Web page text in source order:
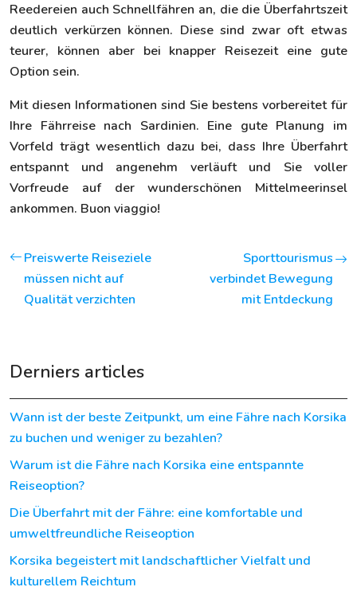
Reedereien auch Schnellfähren an, die die Überfahrtszeit
deutlich verkürzen können. Diese sind zwar oft etwas
teurer, können aber bei knapper Reisezeit eine gute
Option sein.
Mit diesen Informationen sind Sie bestens vorbereitet für
Ihre Fährreise nach Sardinien. Eine gute Planung im
Vorfeld trägt wesentlich dazu bei, dass Ihre Überfahrt
entspannt und angenehm verläuft und Sie voller
Vorfreude auf der wunderschönen Mittelmeerinsel
ankommen. Buon viaggio!
Preiswerte Reiseziele
müssen nicht auf
Qualität verzichten
Sporttourismus
verbindet Bewegung
mit Entdeckung
Derniers articles
Wann ist der beste Zeitpunkt, um eine Fähre nach Korsika
zu buchen und weniger zu bezahlen?
Warum ist die Fähre nach Korsika eine entspannte
Reiseoption?
Die Überfahrt mit der Fähre: eine komfortable und
umweltfreundliche Reiseoption
Korsika begeistert mit landschaftlicher Vielfalt und
kulturellem Reichtum